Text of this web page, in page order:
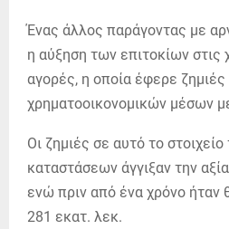
Ένας άλλος παράγοντας με
η αύξηση των επιτοκίων στις
αγορές, η οποία έφερε
χρηματοοικονομικών μέσων
Οι ζημιές σε αυτό το
καταστάσεων άγγιξαν την
ενώ πριν από ένα χρόνο ήταν
281 εκατ. λεκ.